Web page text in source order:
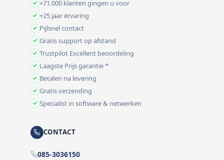
+71.000 klanten gingen u voor
+25 jaar ervaring
Pijlsnel contact
Gratis support op afstand
Trustpilot Excellent beoordeling
Laagste Prijs garantie *
Betalen na levering
Gratis verzending
Specialist in software & netwerken
CONTACT
085-3036150